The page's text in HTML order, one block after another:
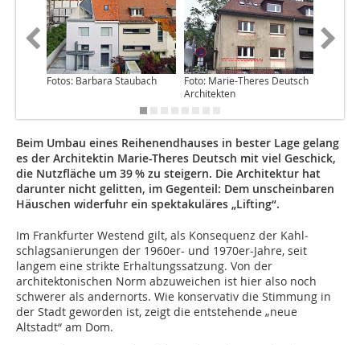
Fotos: Barbara Staubach
Foto: Marie-Theres Deutsch
Architekten
Beim Umbau eines Reihenendhauses in bester Lage gelang
es der Architektin Marie-Theres Deutsch mit viel Geschick,
die Nutzfläche um 39 % zu steigern. Die Architektur hat
darunter nicht gelitten, im Gegenteil: Dem unscheinbaren
Häuschen widerfuhr ein spektakuläres „Lifting“.
Im Frankfurter Westend gilt, als Konsequenz der Kahl­
schlagsanierun­gen der 1960er- und 1970er-Jahre, seit
langem eine strikte Erhaltungssatzung. Von der
architektonischen Norm abzuweichen ist hier also noch
schwerer als andernorts. Wie konservativ die Stimmung in
der Stadt geworden ist, zeigt die entstehende „neue
Altstadt“ am Dom.